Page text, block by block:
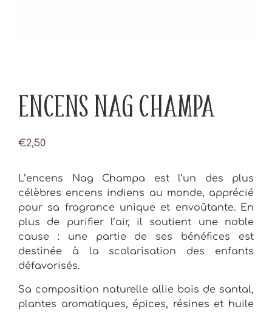
ENCENS NAG CHAMPA
€2,50
L’encens Nag Champa est l’un des plus
célèbres encens indiens au monde, apprécié
pour sa fragrance unique et envoûtante. En
plus de purifier l’air, il soutient une noble
cause : une partie de ses bénéfices est
destinée à la scolarisation des enfants
défavorisés.
Sa composition naturelle allie bois de santal,
plantes aromatiques, épices, résines et huile